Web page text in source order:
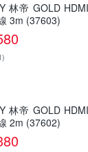
林帝 GOLD
3m (37603)
)
林帝 GOLD
2m (37602)